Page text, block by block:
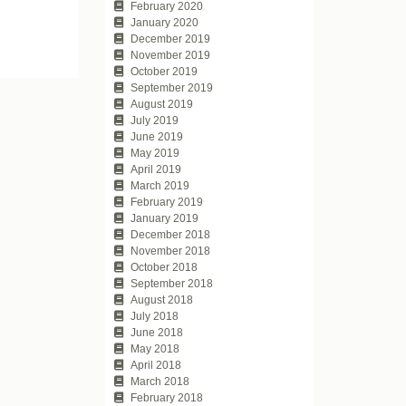
February 2020
January 2020
December 2019
November 2019
October 2019
September 2019
August 2019
July 2019
June 2019
May 2019
April 2019
March 2019
February 2019
January 2019
December 2018
November 2018
October 2018
September 2018
August 2018
July 2018
June 2018
May 2018
April 2018
March 2018
February 2018